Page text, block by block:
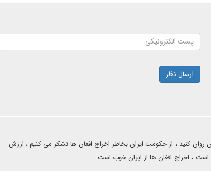
ارسال نظر
روان کنید ، از حکومت ایران بخاطر اخراج افغان ها تشکر می کنیم ، ارزش
، اخراج افغان ها از ایران خوب است